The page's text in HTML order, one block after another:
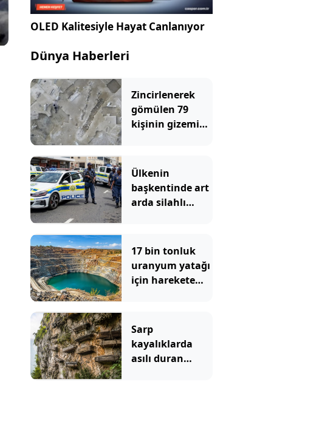
OLED Kalitesiyle Hayat Canlanıyor
Dünya Haberleri
Zincirlenerek
gömülen 79
kişinin gizemi
Ülkenin
başkentinde art
arda silahlı
17 bin tonluk
uranyum yatağı
için harekete
yapılacak
Sarp
kayalıklarda
asılı duran